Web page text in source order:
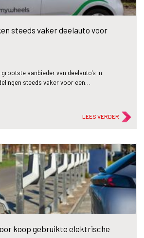
steeds vaker deelauto voor
grootste aanbieder van deelauto's in
steeds vaker voor een…
LEES VERDER
koop gebruikte elektrische